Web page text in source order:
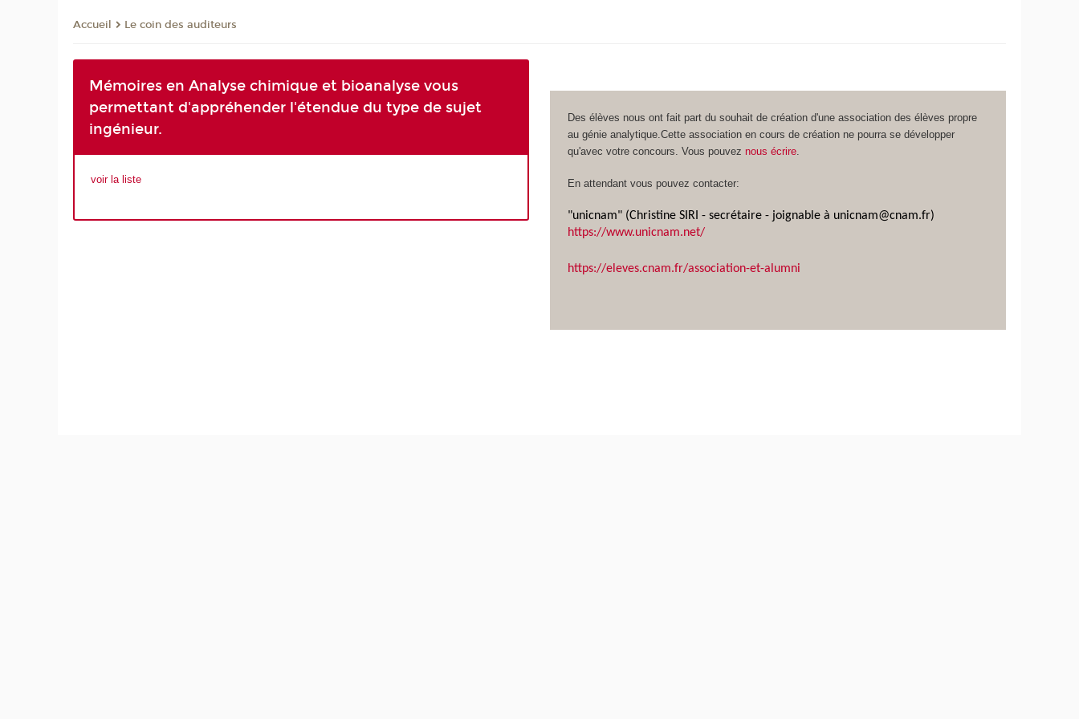
Accueil Le coin des auditeurs
Mémoires en Analyse chimique et bioanalyse vous
permettant d'appréhender l'étendue du type de sujet
ingénieur.
voir la liste
Des élèves nous ont fait part du souhait de création d'une association des élèves propre
au génie analytique.Cette association en cours de création ne pourra se développer
qu'avec votre concours. Vous pouvez nous écrire
En attendant vous pouvez contacter:
"unicnam" (Christine SIRI - secrétaire - joignable à unicnam@cnam.fr)
https://www.unicnam.net/
https://eleves.cnam.fr/association-et-alumni